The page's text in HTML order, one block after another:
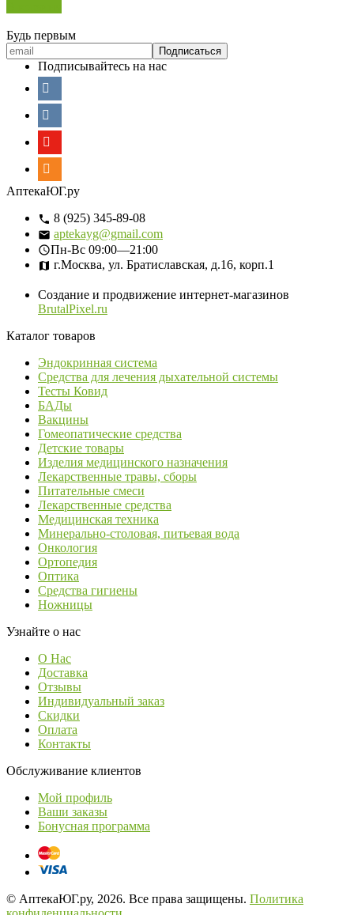
Будь первым
Подписывайтесь на нас
АптекаЮГ.ру
8 (925) 345-89-08
aptekayg@gmail.com
Пн-Вс 09:00—21:00
г.Москва, ул. Братиславская, д.16, корп.1
Создание и продвижение интернет-магазинов
BrutalPixel.ru
Каталог товаров
Эндокринная система
Средства для лечения дыхательной системы
Тесты Ковид
БАДы
Вакцины
Гомеопатические средства
Детские товары
Изделия медицинского назначения
Лекарственные травы, сборы
Питательные смеси
Лекарственные средства
Медицинская техника
Минерально-столовая, питьевая вода
Онкология
Ортопедия
Оптика
Средства гигиены
Ножницы
Узнайте о нас
О Нас
Доставка
Отзывы
Индивидуальный заказ
Скидки
Оплата
Контакты
Обслуживание клиентов
Мой профиль
Ваши заказы
Бонусная программа
© АптекаЮГ.ру, 2026. Все права защищены. Политика